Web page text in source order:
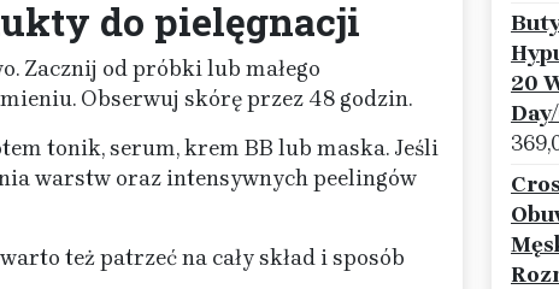
do pielęgnacji
Zacznij od próbki lub małego
Obserwuj skórę przez 48 godzin.
tonik, serum, krem BB lub maska. Jeśli
warstw oraz intensywnych peelingów
też patrzeć na cały skład i sposób
20